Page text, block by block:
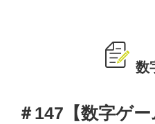
介護 お金のこと
数
＃147【数字ゲ